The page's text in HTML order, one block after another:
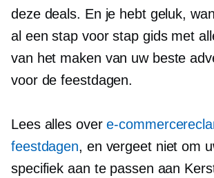
deze deals. En je hebt geluk,
al eenstap voor stapgids met
van het maken van uw beste
voor de feestdagen.
Lees alles overe-
feestdagen, en vergeet niet om
specifiek aan te passen aan